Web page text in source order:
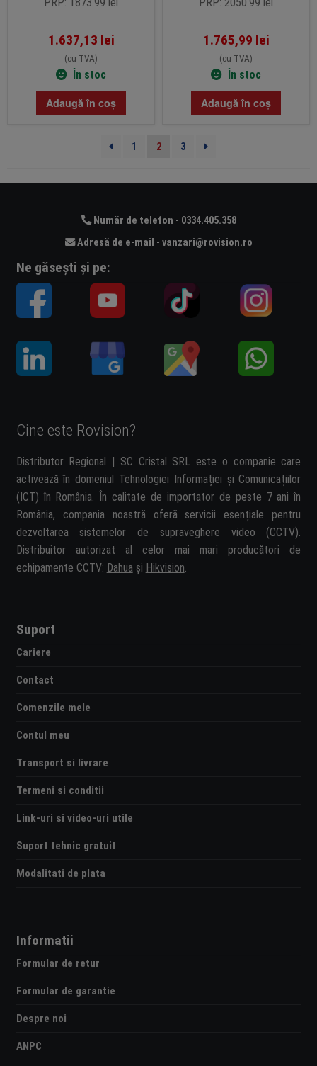
1.637,13 lei
(cu TVA)
În stoc
Adaugă în coș
1.765,99 lei
(cu TVA)
În stoc
Adaugă în coș
1 2 3
Număr de telefon - 0334.405.358
Adresă de e-mail - vanzari@rovision.ro
Ne găsești și pe:
Cine este Rovision?
Distributor Regional | SC Cristal SRL este o companie care
activează în domeniul Tehnologiei Informației și Comunicațiilor
(ICT) în România. În calitate de importator de peste 7 ani în
România, compania noastră oferă servicii esențiale pentru
dezvoltarea sistemelor de supraveghere video (CCTV).
Distribuitor autorizat al celor mai mari producători de
echipamente CCTV: Dahua și Hikvision
Suport
Cariere
Contact
Comenzile mele
Contul meu
Transport si livrare
Termeni si conditii
Link-uri si video-uri utile
Suport tehnic gratuit
Modalitati de plata
Informatii
Formular de retur
Formular de garantie
Despre noi
ANPC